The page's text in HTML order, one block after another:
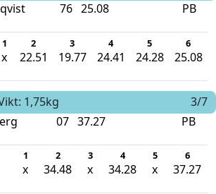
76 25.08 PB
1 2 3 4 5 6
x 22.51 19.77 24.41 24.28 25.08
1,75kg
3/7
07 37.27 PB
1 2 3 4 5 6
x 34.48 x 34.28 x 37.27